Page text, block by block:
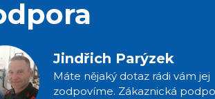
Jindřich Parýzek
Máte nějaký dotaz rádi vám jej
zodpovíme. Zákaznická